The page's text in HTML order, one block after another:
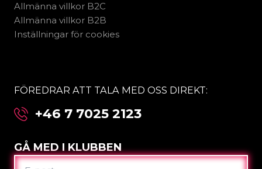
Allmänna villkor B2C
Allmänna villkor B2B
Inställningar för cookies
FÖREDRAR ATT TALA MED OSS DIREKT:
+46 7 7025 2123
GÅ MED I KLUBBEN
E-